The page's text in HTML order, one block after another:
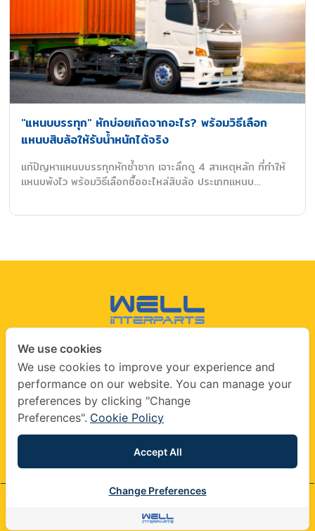
รู้หรือไม่! สาแหรกรถพ่วง รถกึ่งพ่วง สำคัญอย่างไร?
info@wellinterparts.com
+(66) 02360 8841|+(66) 02360 8841- 2
wellinterparts
wellinterparts
Terms & Conditions|
We use cookies
We use cookies to improve your experience and
performance on our website. You can manage your
preferences by clicking "Change
Preferences". Cookie Policy
Accept All
Change Preferences